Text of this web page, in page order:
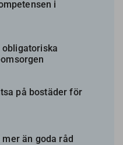
i
obligatoriska
på bostäder för
än goda råd